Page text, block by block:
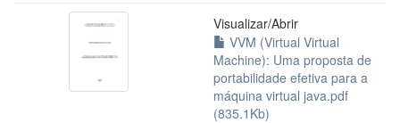
Visualizar/Abrir
VVM (Virtual Virtual
Machine): Uma proposta de
portabilidade efetiva para a
máquina virtual java.pdf
(835.1Kb)